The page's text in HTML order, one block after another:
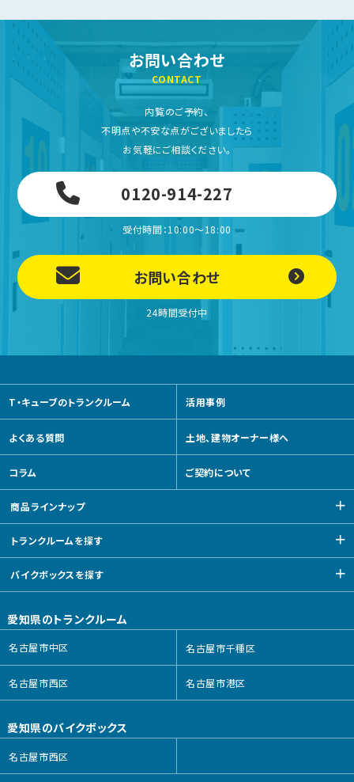
お問い合わせ
CONTACT
内覧のご予約、
不明点や不安な点がございましたら
お気軽にご相談ください。
0120-914-227
受付時間：10:00～18:00
お問い合わせ
24時間受付中
T・キューブのトランクルーム 活用事例
よくある質問 土地、建物オーナー様へ
コラム ご契約について
商品ラインナップ
トランクルームを探す
バイクボックスを探す
愛知県のトランクルーム
名古屋市中区 名古屋市千種区
名古屋市西区 名古屋市港区
愛知県のバイクボックス
名古屋市西区